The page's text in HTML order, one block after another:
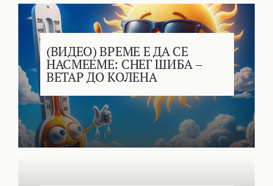
(ВИДЕО) ВРЕМЕ Е ДА СЕ
НАСМЕЕМЕ: СНЕГ ШИБА –
ВЕТАР ДО КОЛЕНА